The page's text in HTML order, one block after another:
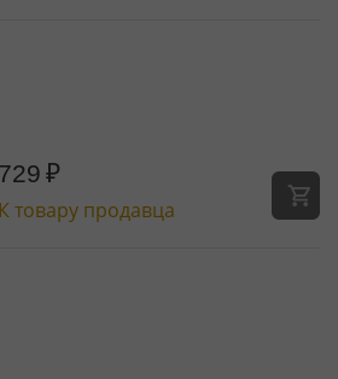
729 ₽
К товару продавца